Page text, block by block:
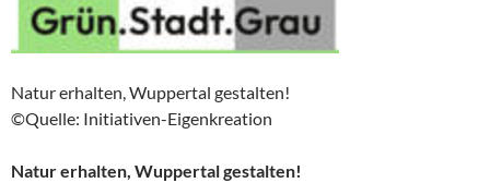
Natur erhalten, Wuppertal gestalten!
©Quelle: Initiativen-Eigenkreation
Natur erhalten, Wuppertal gestalten!